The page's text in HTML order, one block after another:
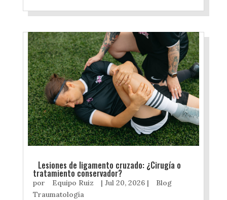
Lesiones de ligamento cruzado: ¿Cirugía o
tratamiento conservador?
por Equipo Ruiz | Jul 20, 2026|
Blog
Traumatología